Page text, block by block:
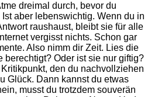
dreimal durch, bevor du
aber lebenswichtig. Wenn du in
raushaust, bleibt sie für alle
vergisst nichts. Schon gar
Also nimm dir Zeit. Lies die
berechtigt? Oder ist sie nur giftig?
den du nachvollziehen
Glück. Dann kannst du etwas
musst du trotzdem souverän